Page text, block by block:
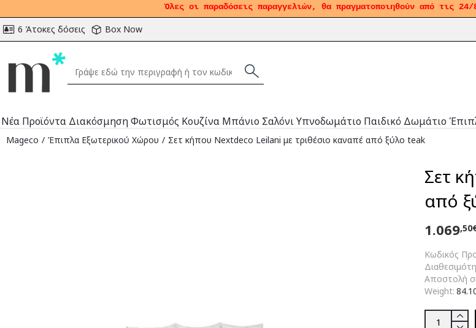
Όλες οι παραδόσεις παραγγελιών, θα πραγματοποιηθούν από τις
6 Άτοκες δόσεις Box Now
Νέα Προϊόντα ΔιακόσμησηΦωτισμός Κουζίνα Μπάνιο ΣαλόνιΥπνοδωμάτιο Παιδικό Δωμάτιο
Mageco Έπιπλα Εξωτερικού Χώρου Σετ κήπου Nextdeco Leilani με τριθέσιο καναπέ από ξύλο teak
Σετ
από
Κωδικός
Αποστολή
Weight:
1.069